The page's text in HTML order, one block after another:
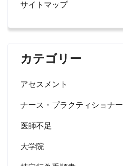
サイトマップ
カテゴリー
アセスメント
ナース・プラクティショナー
医師不足
大学院